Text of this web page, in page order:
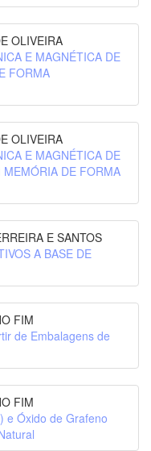
OLIVEIRA
E MAGNÉTICA DE
FORMA
OLIVEIRA
E MAGNÉTICA DE
DE FORMA
E SANTOS
A BASE DE
FIM
de Embalagens de
FIM
e Óxido de Grafeno